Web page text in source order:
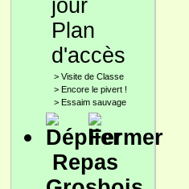
Plan
d'accès
> Visite de Classe
> Encore le pivert !
> Essaim sauvage
Repas